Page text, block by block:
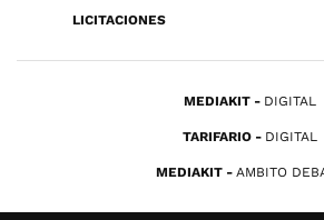
LICITACIONES
MEDIAKIT DIGITAL
TARIFARIO DIGITAL
MEDIAKIT AMBITO